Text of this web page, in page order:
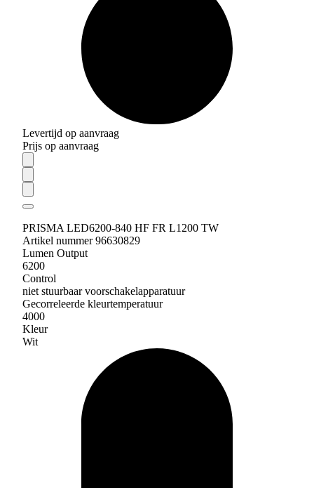
Levertijd op aanvraag
Prijs op aanvraag
PRISMA LED6200-840 HF FR L1200 TW
Artikel nummer 96630829
Lumen Output
6200
Control
niet stuurbaar voorschakelapparatuur
Gecorreleerde kleurtemperatuur
4000
Kleur
Wit